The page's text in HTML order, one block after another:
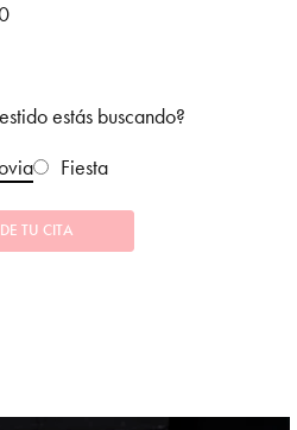
estás buscando?
Fiesta
TU CITA